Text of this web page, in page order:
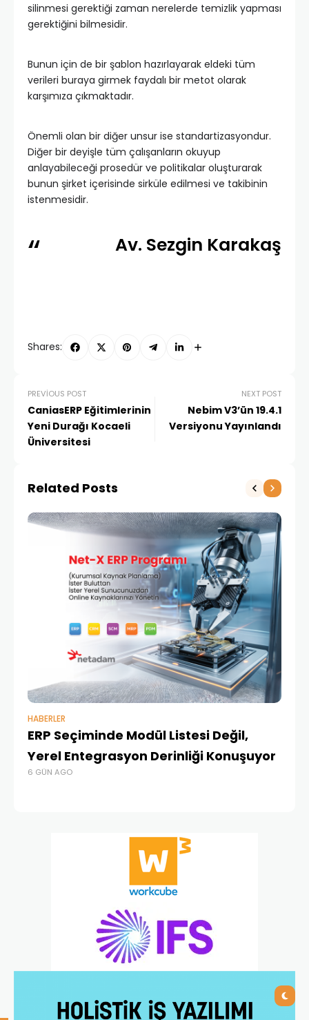
silinmesi gerektiği zaman nerelerde temizlik yapması
gerektiğini bilmesidir.
Bunun için de bir şablon hazırlayarak eldeki tüm
verileri buraya girmek faydalı bir metot olarak
karşımıza çıkmaktadır.
Önemli olan bir diğer unsur ise standartizasyondur.
Diğer bir deyişle tüm çalışanların okuyup
anlayabileceği prosedür ve politikalar oluşturarak
bunun şirket içerisinde sirküle edilmesi ve takibinin
istenmesidir.
Av. Sezgin Karakaş
Shares:
PREVIOUS POST
CaniasERP Eğitimlerinin
Yeni Durağı Kocaeli
Üniversitesi
NEXT POST
Nebim V3’ün 19.4.1
Versiyonu Yayınlandı
Related Posts
HABERLER
ERP Seçiminde Modül Listesi Değil,
Yerel Entegrasyon Derinliği Konuşuyor
6 GÜN AGO